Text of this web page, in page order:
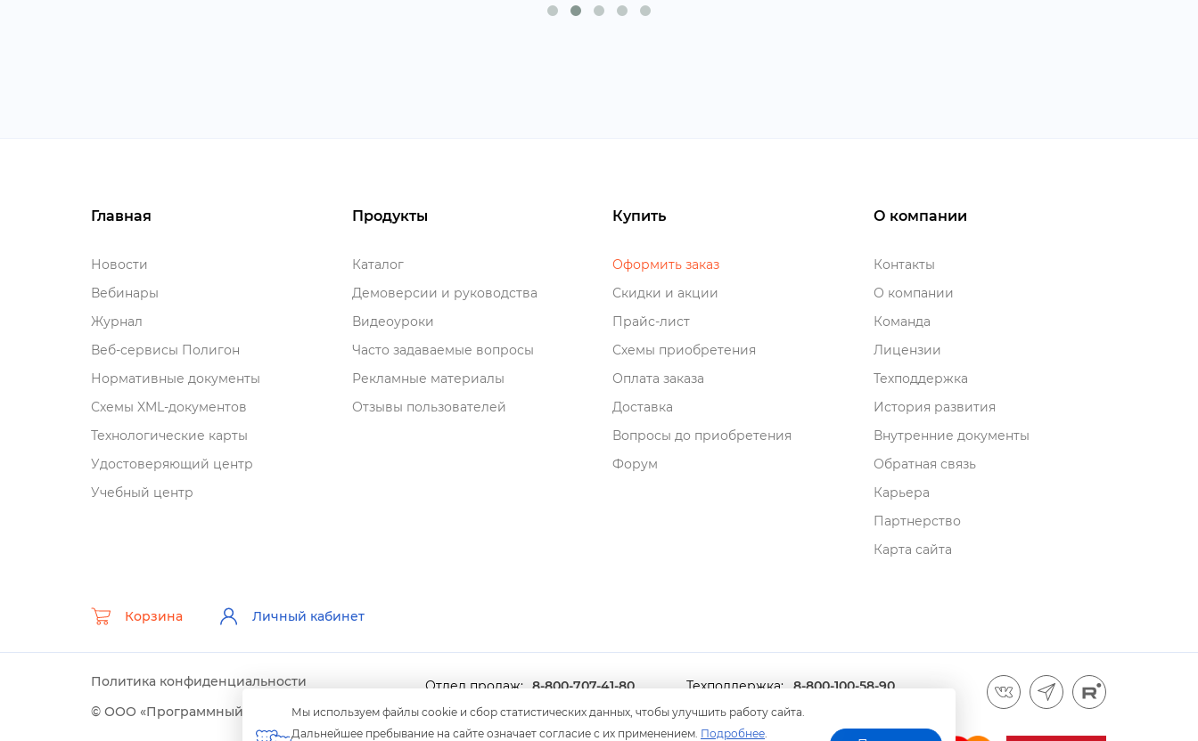
Мы используем файлы cookie и сбор статистических данных, чтобы улучшить работу сайта.
Дальнейшее пребывание на сайте означает согласие с их применением. Подробнее.
Главная
Новости
ебинары
Журнал
еб-сервисы Полигон
Нормативные документы
Схемы XML-документо
Технологические карты
Удостоверяющий центр
Учебный центр
Продукты
Катало
Демоверсии и руководства
идеоуроки
Часто задаваемые вопросы
Рекламные материалы
Отзывы пользователей
Купить
Оформить заказ
Скидки и акции
Прайс-лист
Схемы приобретения
Оплата заказа
Доставка
опросы до приобретения
Форум
О компании
Контакты
О компании
Команда
Лицензии
Техподдержка
История развития
нутренние документы
Обратная связь
Карьера
Партнерство
Карта сайта
Корзина Личный кабинет
Политика конфиденциальности
© ООО «Программный центр» 2003-2026 гг.
Отдел продаж: 8-800-707-41-80
8 499 600-600-0
Техподдержка: 8-800-100-58-90